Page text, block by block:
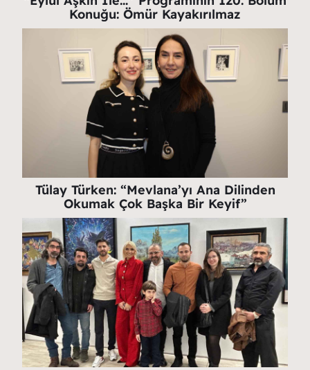
Konuğu: Ömür Kayakırılmaz
Tülay Türken: “Mevlana’yı Ana Dilinden
Okumak Çok Başka Bir Keyif”